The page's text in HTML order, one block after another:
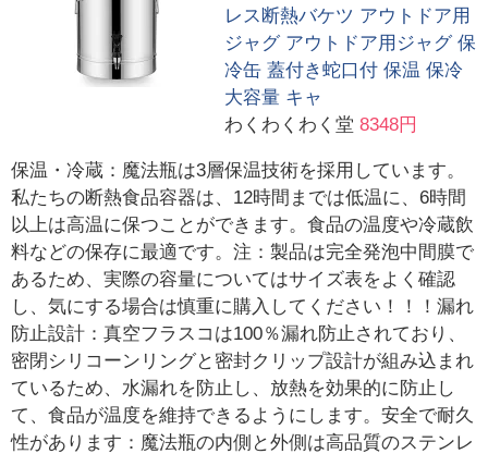
レス断熱バケツ アウトドア用
ジャグ アウトドア用ジャグ 保
冷缶 蓋付き蛇口付 保温 保冷
大容量 キャ
わくわくわく堂 8348円
保温・冷蔵：魔法瓶は3層保温技術を採用しています。
私たちの断熱食品容器は、12時間までは低温に、6時間
以上は高温に保つことができます。食品の温度や冷蔵飲
料などの保存に最適です。注：製品は完全発泡中間膜で
あるため、実際の容量についてはサイズ表をよく確認
し、気にする場合は慎重に購入してください！！！漏れ
防止設計：真空フラスコは100％漏れ防止されており、
密閉シリコーンリングと密封クリップ設計が組み込まれ
ているため、水漏れを防止し、放熱を効果的に防止し
て、食品が温度を維持できるようにします。安全で耐久
性があります：魔法瓶の内側と外側は高品質のステンレ